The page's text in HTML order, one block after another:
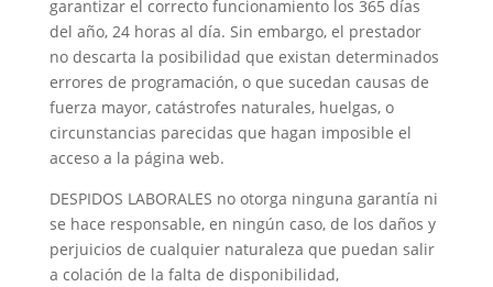
garantizar el correcto funcionamiento los 365 días
del año, 24 horas al día. Sin embargo, el prestador
no descarta la posibilidad que existan determinados
errores de programación, o que sucedan causas de
fuerza mayor, catástrofes naturales, huelgas, o
circunstancias parecidas que hagan imposible el
acceso a la página web.
DESPIDOS LABORALES no otorga ninguna garantía ni
se hace responsable, en ningún caso, de los daños y
perjuicios de cualquier naturaleza que puedan salir
a colación de la falta de disponibilidad,